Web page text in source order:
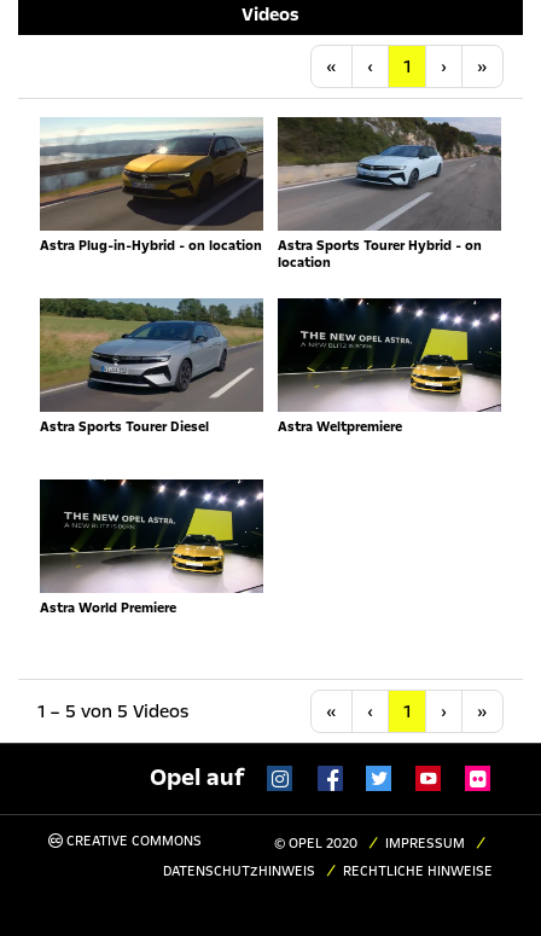
Videos
« Anfang
‹ Vorherige
1 ›Nächste
»
Astra Plug-in-Hybrid - on location
Astra Sports Tourer Hybrid - on
location
Astra Sports Tourer Diesel Astra Weltpremiere
Astra World Premiere
1 – 5 von 5 Videos « Anfang
‹ Vorherige
1 ›Nächste
»
Opel auf
CREATIVE COMMONS © OPEL 2020
IMPRESSUM
DATENSCHUTZHINWEIS
RECHTLICHE HINWEISE